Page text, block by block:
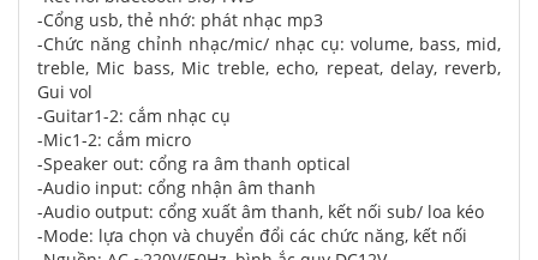
-Cổng usb, thẻ nhớ: phát nhạc mp3
-Chức năng chỉnh nhạc/mic/ nhạc cụ: volume, bass, mid,
treble, Mic bass, Mic treble, echo, repeat, delay, reverb,
Gui vol
-Guitar1-2: cắm nhạc cụ
-Mic1-2: cắm micro
-Speaker out: cổng ra âm thanh optical
-Audio input: cổng nhận âm thanh
-Audio output: cổng xuất âm thanh, kết nối sub/ loa kéo
-Mode: lựa chọn và chuyển đổi các chức năng, kết nối